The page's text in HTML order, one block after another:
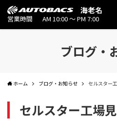
海老名
営業時間 AM 10:00 ～ PM 7:00
ブログ・
ホーム ブログ・お知らせ セルスター
セルスター工場